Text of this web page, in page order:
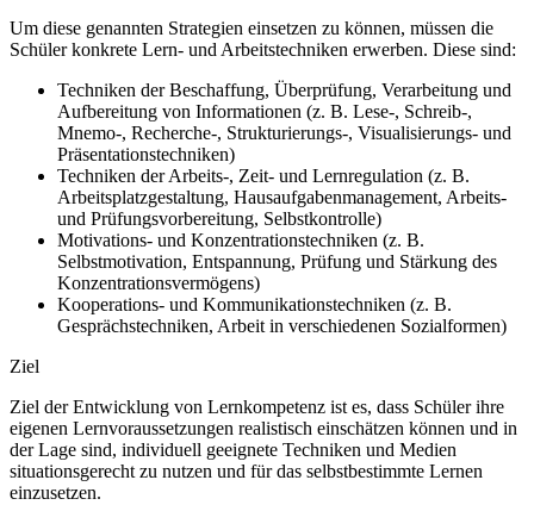
Um diese genannten Strategien einsetzen zu können, müssen die
Schüler konkrete Lern- und Arbeitstechniken erwerben. Diese sind:
Techniken der Beschaffung, Überprüfung, Verarbeitung und
Aufbereitung von Informationen (z. B. Lese-, Schreib-,
Mnemo-, Recherche-, Strukturierungs-, Visualisierungs- und
Präsentationstechniken)
Techniken der Arbeits-, Zeit- und Lernregulation (z. B.
Arbeitsplatzgestaltung, Hausaufgabenmanagement, Arbeits-
und Prüfungsvorbereitung, Selbstkontrolle)
Motivations- und Konzentrationstechniken (z. B.
Selbstmotivation, Entspannung, Prüfung und Stärkung des
Konzentrationsvermögens)
Kooperations- und Kommunikationstechniken (z. B.
Gesprächstechniken, Arbeit in verschiedenen Sozialformen)
Ziel
Ziel der Entwicklung von Lernkompetenz ist es, dass Schüler ihre
eigenen Lernvoraussetzungen realistisch einschätzen können und in
der Lage sind, individuell geeignete Techniken und Medien
situationsgerecht zu nutzen und für das selbstbestimmte Lernen
einzusetzen.